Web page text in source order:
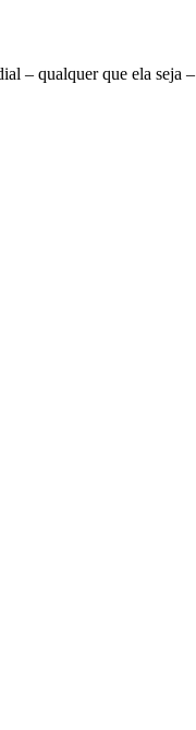
– qualquer que ela seja